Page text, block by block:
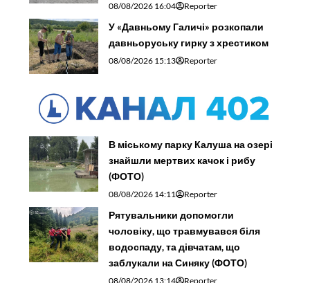
08/08/2026 16:04 Reporter
У «Давньому Галичі» розкопали
давньоруську гирку з хрестиком
08/08/2026 15:13 Reporter
В міському парку Калуша на озері
знайшли мертвих качок і рибу
(ФОТО)
08/08/2026 14:11 Reporter
Рятувальники допомогли
чоловіку, що травмувався біля
водоспаду, та дівчатам, що
заблукали на Синяку (ФОТО)
08/08/2026 13:14 Reporter